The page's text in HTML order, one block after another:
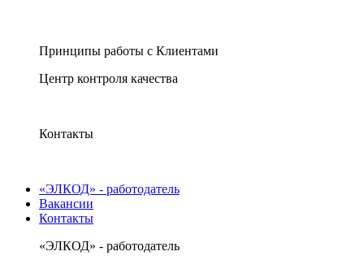
Принципы работы с Клиентами
Центр контроля качества
Контакты
«ЭЛКОД» - работодатель
Вакансии
Контакты
«ЭЛКОД» - работодатель